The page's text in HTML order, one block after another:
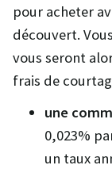
pour acheter
découvert.
vous seront
frais de
une
0,023%
un taux